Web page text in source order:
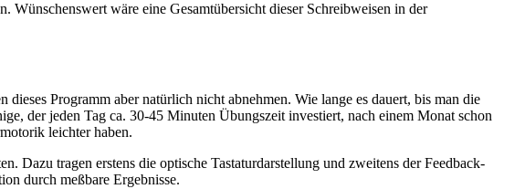
wäre eine Gesamtübersicht dieser Schreibweisen in der
Programm aber natürlich nicht abnehmen. Wie lange es dauert, bis man die
der jeden Tag ca. 30-45 Minuten Übungszeit investiert, nach einem Monat schon
leichter haben.
Dazu tragen erstens die optische Tastaturdarstellung und zweitens der Feedback-
durch meßbare Ergebnisse.